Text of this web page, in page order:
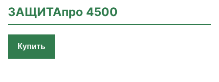
ЗАЩИТАпро 4500
Купить